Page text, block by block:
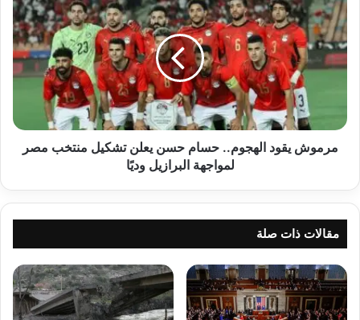
يقود
الهجوم..
حسام
حسن
مصر
لمواجهة
مرموش يقود الهجوم.. حسام حسن يعلن تشكيل منتخب مصر
لمواجهة البرازيل وديًا
مقالات ذات صلة